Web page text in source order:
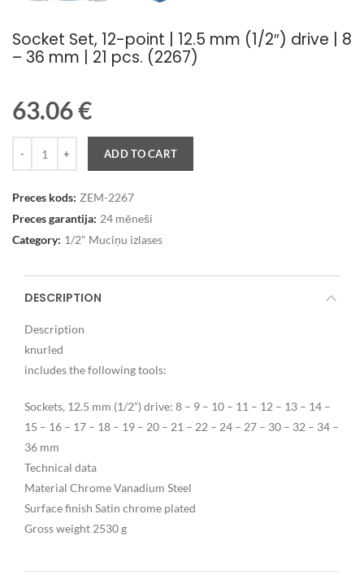
Socket Set, 12-point | 12.5 mm (1/2″) drive | 8
– 36 mm | 21 pcs. (2267)
63.06€
ADD TO CART
Preces kods: ZEM-2267
Preces garantija: 24 mēneši
Category: 1/2" Muciņu izlases
DESCRIPTION
Description
knurled
includes the following tools:
Sockets, 12.5 mm (1/2“) drive: 8 – 9 – 10 – 11 – 12 – 13 – 14 –
15 – 16 – 17 – 18 – 19 – 20 – 21 – 22 – 24 – 27 – 30 – 32 – 34 –
36 mm
Technical data
Material Chrome Vanadium Steel
Surface finish Satin chrome plated
Gross weight 2530 g